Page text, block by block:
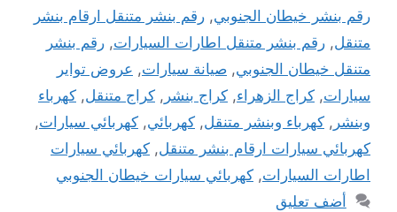
رقم بنشر خيطان الجنوبي, رقم بنشر متنقل ارقام بنشر
متنقل, رقم بنشر متنقل اطارات السيارات, رقم بنشر
متنقل خيطان الجنوبي, صيانة سيارات, عروض تواير
سيارات, كراج الزهراء, كراج بنشر , كراج متنقل, كهرباء
وبنشر , كهرباء وبنشر متنقل, كهربائي, كهربائي سيارات,
كهربائي سيارات ارقام بنشر متنقل, كهربائي سيارات
اطارات السيارات, كهربائي سيارات خيطان الجنوبي
أضف تعليق